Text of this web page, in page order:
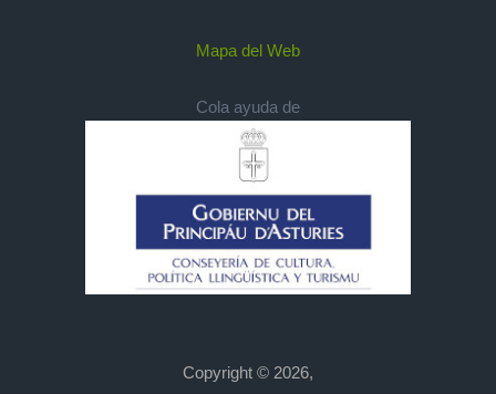
Mapa del Web
Cola ayuda de
Copyright © 2026,